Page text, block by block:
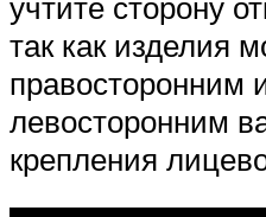
так как изделия
правосторонним
левосторонним
крепления